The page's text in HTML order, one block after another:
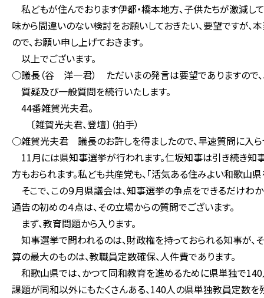
私どもが住んでおります伊都・橋本地方、子供たちが激減し
味から間違いのない検討をお願いしておきたい、要望ですが、
ので、お願い申し上げておきます。
以上でございます。
○議長（谷 洋一君） ただいまの発言は要望でありますので
質疑及び一般質問を続行いたします。
44番雑賀光夫君。
〔雑賀光夫君、登壇〕（拍手）
○雑賀光夫君 議長のお許しを得ましたので、早速質問に入ら
11月には県知事選挙が行われます。仁坂知事は引き続き知
方もおられます。私ども共産党も、「活気ある住みよい和歌山
そこで、この９月県議会は、知事選挙の争点をできるだけわ
通告の初めの４点は、その立場からの質問でございます。
まず、教育問題から入ります。
知事選挙で問われるのは、財政権を持っておられる知事が、
算の最大のものは、教職員定数確保、人件費であります。
和歌山県では、かつて同和教育を進めるために県単独で
課題が同和以外にもたくさんある、140人の県単独教員定数を